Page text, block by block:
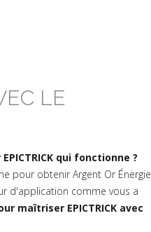
LE
qui fonctionne ?
pour obtenir Argent Or Énergie
d'application comme vous a
maîtriser EPICTRICK avec